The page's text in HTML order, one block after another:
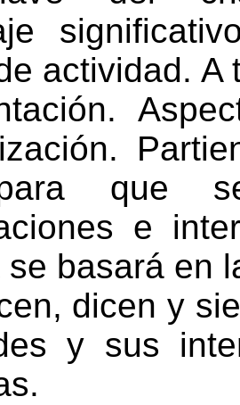
actividad.
que se
e
basará en
dicen y
y sus